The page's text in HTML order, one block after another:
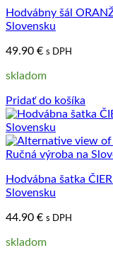
Hodvábny šál
Slovensku
49.90 € s DPH
skladom
Pridať do košíka
Hodvábna šatka
Slovensku
44.90 € s DPH
skladom